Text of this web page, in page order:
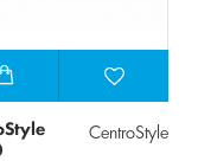
CentroStyle